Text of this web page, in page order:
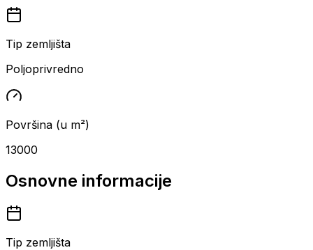
Tip zemljišta
Poljoprivredno
Površina (u m²)
13000
Osnovne informacije
Tip zemljišta